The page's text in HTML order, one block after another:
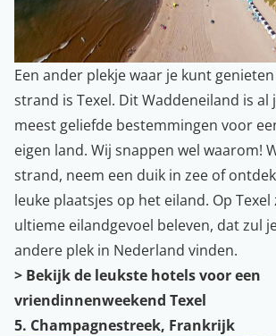
Een ander plekje waar je kunt
strand is Texel. Dit Waddeneiland is al
meest geliefde bestemmingen voor
eigen land. Wij snappen wel waarom!
strand, neem een duik in zee of
leuke plaatsjes op het eiland. Op
ultieme eilandgevoel beleven, dat zul
andere plek in Nederland vinden.
> Bekijk de leukste hotels voor een
vriendinnenweekend Texel
5. Champagnestreek, Frankrijk